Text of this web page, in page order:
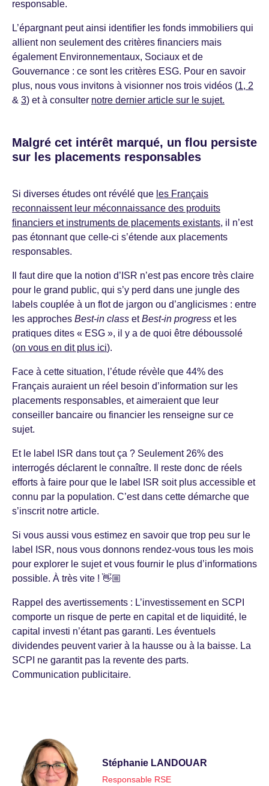
responsable.
L’épargnant peut ainsi identifier les fonds immobiliers qui
allient non seulement des critères financiers mais
également Environnementaux, Sociaux et de
Gouvernance : ce sont les critères ESG. Pour en savoir
plus, nous vous invitons à visionner nos trois vidéos (1, 2
& 3) et à consulter notre dernier article sur le sujet.
Malgré cet intérêt marqué, un flou persiste
sur les placements responsables
Si diverses études ont révélé que les Français
reconnaissent leur méconnaissance des produits
financiers et instruments de placements existants, il n’est
pas étonnant que celle-ci s’étende aux placements
responsables.
Il faut dire que la notion d’ISR n’est pas encore très claire
pour le grand public, qui s’y perd dans une jungle des
labels couplée à un flot de jargon ou d’anglicismes : entre
les approches Best-in class etBest-in progress et les
pratiques dites « ESG », il y a de quoi être déboussolé
(on vous en dit plus ici).
Face à cette situation, l’étude révèle que 44% des
Français auraient un réel besoin d’information sur les
placements responsables, et aimeraient que leur
conseiller bancaire ou financier les renseigne sur ce
sujet.
Et le label ISR dans tout ça ? Seulement 26% des
interrogés déclarent le connaître. Il reste donc de réels
efforts à faire pour que le label ISR soit plus accessible et
connu par la population. C’est dans cette démarche que
s’inscrit notre article.
Si vous aussi vous estimez en savoir que trop peu sur le
label ISR, nous vous donnons rendez-vous tous les mois
pour explorer le sujet et vous fournir le plus d’informations
possible. À très vite ! 👋🏼
Rappel des avertissements : L’investissement en SCPI
comporte un risque de perte en capital et de liquidité, le
capital investi n’étant pas garanti. Les éventuels
dividendes peuvent varier à la hausse ou à la baisse. La
SCPI ne garantit pas la revente des parts.
Communication publicitaire.
Stéphanie LANDOUAR
Responsable RSE